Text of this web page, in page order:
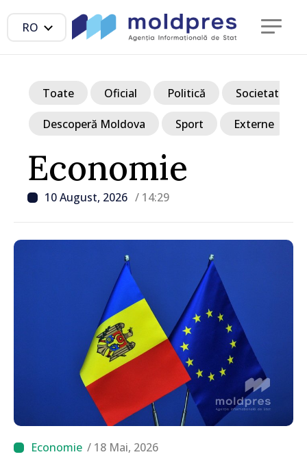
RO
Economie
10 August, 2026 / 14:29
Toate Oficial Politică Societate
Descoperă Moldova Sport Externe
/ 18 Mai, 2026